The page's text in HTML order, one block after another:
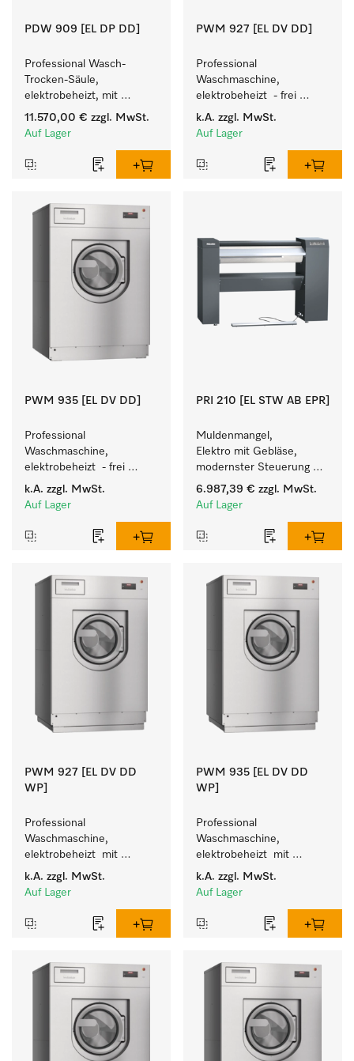
PDW 909 [EL DP DD]
Professional Wasch-
Trocken-Säule,
elektrobeheizt, mit
Laugenpumpe zum
Waschen/Trocknen auf
11.570,00 € zzgl. MwSt.
Auf Lager
PWM 927 [EL DV DD]
Professional
Waschmaschine,
elektrobeheizt  - frei
programmierbar.
Beladungsmenge 27 kg.
k.A. zzgl. MwSt.
Auf Lager
PWM 935 [EL DV DD]
Professional
Waschmaschine,
elektrobeheizt  - frei
programmierbar.
Beladungsmenge 35 kg.
k.A. zzgl. MwSt.
Auf Lager
PRI 210 [EL STW AB EPR]
Muldenmangel,
Elektro mit Gebläse,
modernster Steuerung
und flexibler Bedienhöhe.
6.987,39 € zzgl. MwSt.
Auf Lager
PWM 927 [EL DV DD
WP]
Professional
Waschmaschine,
elektrobeheizt  mit
Wiegesockel - frei
programmierbar.
k.A. zzgl. MwSt.
Auf Lager
PWM 935 [EL DV DD
WP]
Professional
Waschmaschine,
elektrobeheizt  mit
Wiegesockel - frei
programmierbar.
k.A. zzgl. MwSt.
Auf Lager